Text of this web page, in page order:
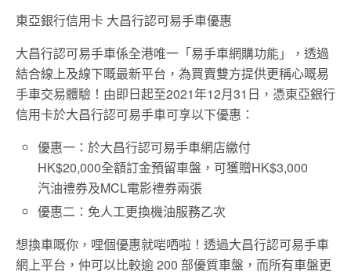
東亞銀行信用卡 大昌行認可易手車優惠
大昌行認可易手車係全港唯一「易手車網購功能」，透過
結合線上及線下嘅最新平台，為買賣雙方提供更稱心嘅易
手車交易體驗！由即日起至2021年12月31日，憑東亞銀行
信用卡於大昌行認可易手車可享以下優惠：
優惠一：於大昌行認可易手車網店繳付
HK$20,000全額訂金預留車盤，可獲贈HK$3,000
汽油禮券及MCL電影禮券兩張
優惠二：免人工更換機油服務乙次
想換車嘅你，哩個優惠就啱哂啦！透過大昌行認可易手車
網上平台，仲可以比較逾 200 部優質車盤，而所有車盤更